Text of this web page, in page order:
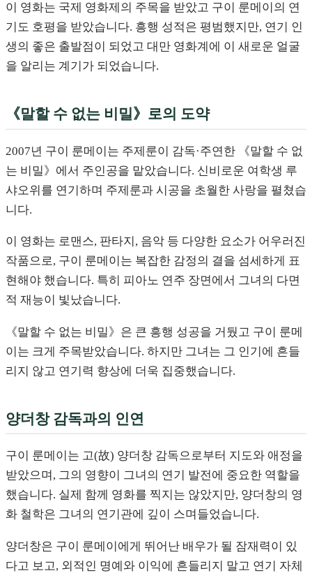
이 영화는 국제 영화제의 주목을 받았고 구이 룬메이의 연
기도 호평을 받았습니다. 흥행 성적은 평범했지만, 연기 인
생의 좋은 출발점이 되었고 대만 영화계에 이 새로운 얼굴
을 알리는 계기가 되었습니다.
《말할 수 없는 비밀》로의 도약
2007년 구이 룬메이는 주제룬이 감독·주연한 《말할 수 없
는 비밀》에서 주인공을 맡았습니다. 신비로운 여학생 루
샤오위를 연기하며 주제룬과 시공을 초월한 사랑을 펼쳤습
니다.
이 영화는 로맨스, 판타지, 음악 등 다양한 요소가 어우러진
작품으로, 구이 룬메이는 복잡한 감정의 결을 섬세하게 표
현해야 했습니다. 특히 피아노 연주 장면에서 그녀의 다면
적 재능이 빛났습니다.
《말할 수 없는 비밀》은 큰 흥행 성공을 거뒀고 구이 룬메
이는 크게 주목받았습니다. 하지만 그녀는 그 인기에 흔들
리지 않고 연기력 향상에 더욱 집중했습니다.
양더창 감독과의 인연
구이 룬메이는 고(故) 양더창 감독으로부터 지도와 애정을
받았으며, 그의 영향이 그녀의 연기 발전에 중요한 역할을
했습니다. 실제 함께 영화를 찍지는 않았지만, 양더창의 영
화 철학은 그녀의 연기관에 깊이 스며들었습니다.
양더창은 구이 룬메이에게 뛰어난 배우가 될 잠재력이 있
다고 보고, 외적인 명예와 이익에 흔들리지 말고 연기 자체